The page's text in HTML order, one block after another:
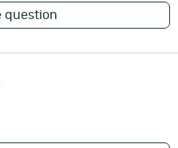
question